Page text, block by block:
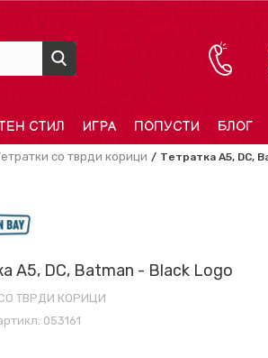
СТИЛ ИГРА ПОПУСТИ БЛОГ
со тврди корици Тетратка A5, DC,
A5, DC, Batman - Black Logo
ТВРДИ КОРИЦИ
053161